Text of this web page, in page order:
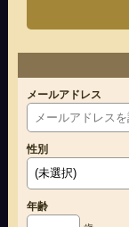
メールアドレス
性別
年齢